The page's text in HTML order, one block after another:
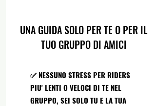
UNA GUIDA SOLO PER TE O PER IL
TUO GRUPPO DI AMICI
✅ NESSUNO STRESS PER RIDERS
PIU' LENTI O VELOCI DI TE NEL
GRUPPO, SEI SOLO TU E LA TUA